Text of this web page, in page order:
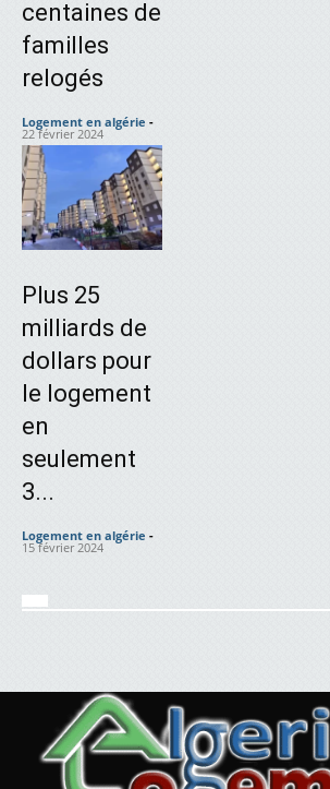
centaines de
familles
relogés
Logement en algérie -
22 février 2024
Plus 25
milliards de
dollars pour
le logement
en
seulement
3...
Logement en algérie -
15 février 2024